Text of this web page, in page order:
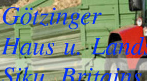
Götzinger
Haus u.
Siku,